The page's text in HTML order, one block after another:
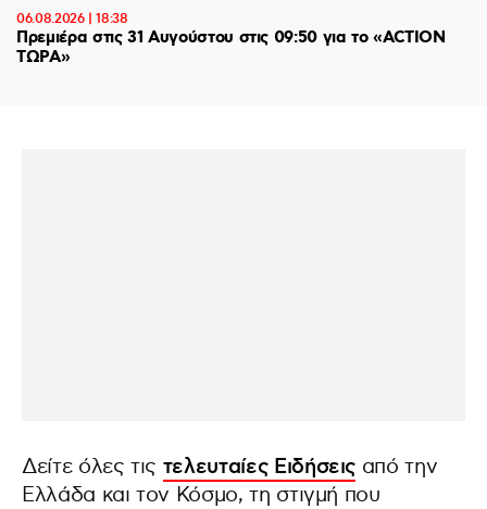
06.08.2026 | 18:38
Πρεμιέρα στις 31 Αυγούστου στις 09:50 για το «ACTION
ΤΩΡΑ»
Δείτε όλες τις τελευταίες Ειδήσεις από την
Ελλάδα και τον Κόσμο, τη στιγμή που